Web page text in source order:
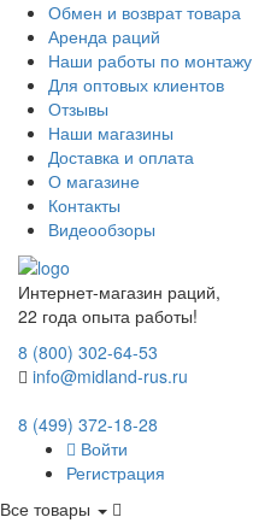
Обмен и возврат товара
Аренда раций
Наши работы по монтажу
Для оптовых клиентов
Отзывы
Наши магазины
Доставка и оплата
О магазине
Контакты
Видеообзоры
Интернет-магазин раций,
22 года опыта работы!
8 (800) 302-64-53
info@midland-rus.ru
8 (499) 372-18-28
Войти
Регистрация
Все товары